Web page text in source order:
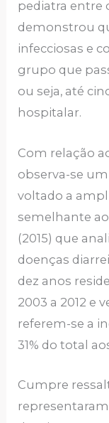
pediatra entre
demonstrou
infecciosas e
grupo que
ou seja, até
hospitalar.
Com relação
observa-se
voltado a
semelhante
(2015) que
doenças
dez anos
2003 a 2012 e
referem-se a
31% do total
Cumpre